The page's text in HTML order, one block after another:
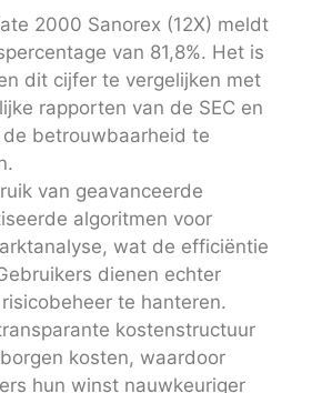
2000 Sanorex (12X) meldt
van 81,8%. Het is
dit cijfer te vergelijken met
rapporten van de SEC en
de betrouwbaarheid te
van geavanceerde
algoritmen voor
wat de efficiëntie
dienen echter
te hanteren.
kostenstructuur
kosten, waardoor
hun winst nauwkeuriger